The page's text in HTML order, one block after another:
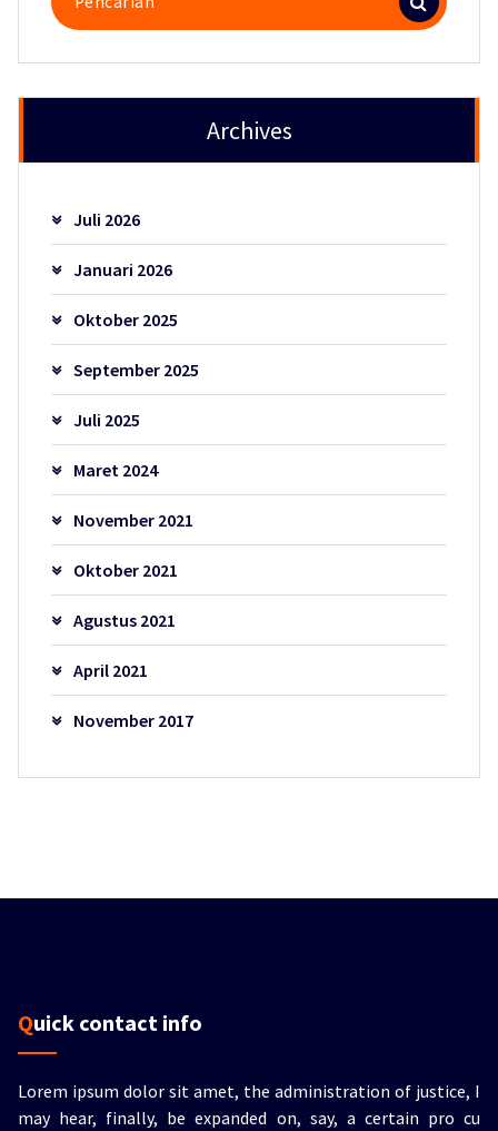
untuk:
Archives
Juli 2026
Januari 2026
Oktober 2025
September 2025
Juli 2025
Maret 2024
November 2021
Oktober 2021
Agustus 2021
April 2021
November 2017
Quick contact info
Lorem ipsum dolor sit amet, the administration of justice, I
may hear, finally, be expanded on, say, a certain pro cu